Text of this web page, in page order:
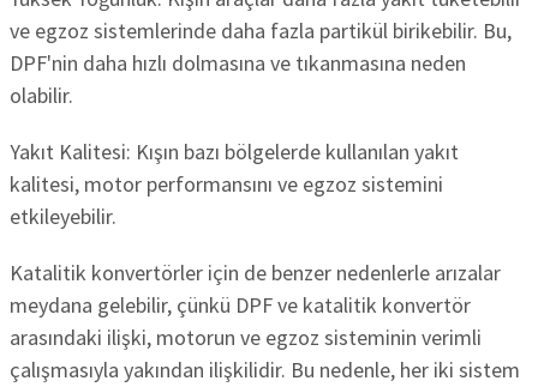
ve egzoz sistemlerinde daha fazla partikül birikebilir. Bu,
DPF'nin daha hızlı dolmasına ve tıkanmasına neden
olabilir.
Yakıt Kalitesi: Kışın bazı bölgelerde kullanılan yakıt
kalitesi, motor performansını ve egzoz sistemini
etkileyebilir.
Katalitik konvertörler için de benzer nedenlerle arızalar
meydana gelebilir, çünkü DPF ve katalitik konvertör
arasındaki ilişki, motorun ve egzoz sisteminin verimli
çalışmasıyla yakından ilişkilidir. Bu nedenle, her iki sistem